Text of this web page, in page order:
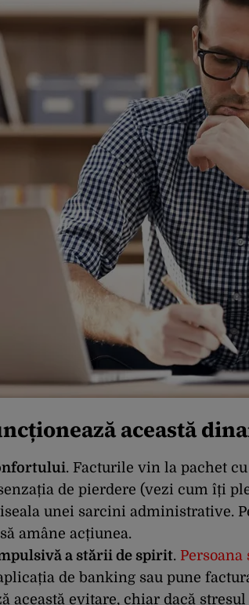
această
. Facturile vin la pachet
de pierdere (vezi cum îți
unei sarcini administrative.
amâne acțiunea.
a stării de spirit.
de banking sau pune
această evitare, chiar dacă